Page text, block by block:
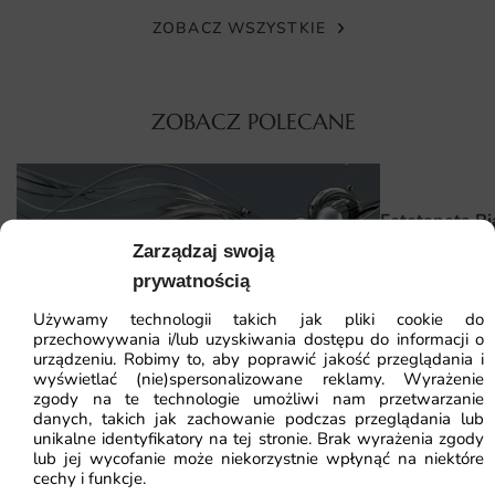
Zarządzaj swoją
prywatnością
Używamy technologii takich jak pliki cookie do
przechowywania i/lub uzyskiwania dostępu do informacji o
urządzeniu. Robimy to, aby poprawić jakość przeglądania i
wyświetlać (nie)spersonalizowane reklamy. Wyrażenie
zgody na te technologie umożliwi nam przetwarzanie
danych, takich jak zachowanie podczas przeglądania lub
unikalne identyfikatory na tej stronie. Brak wyrażenia zgody
lub jej wycofanie może niekorzystnie wpłynąć na niektóre
cechy i funkcje.
materiału. Taka opcja pozwala uniknąć przerw,
Dzięki sztywnej strukturze włókniny tapeta nie rozciąga
się ani nie kurczy, co znacznie ułatwia samodzielne
łączenie pasów. Cały proces jest na tyle intuicyjny, że
poradzisz sobie nawet bez doświadczenia w tapetowaniu.
Dlaczego warto wybrać tę fototapetę
bez remontu — wystarczy jedna ściana, by odmienić
nastrój całego pomieszczenia.
Wybierając tę fototapetę otrzymujesz produkt łączący
atrakcyjny design z wysokiej jakości wykonaniem:
świetna jakość druku w przystępnej cenie,
ZOBACZ WSZYSTKIE
ZOBACZ POLECANE
Fototapeta Abstrakcja 3D — wzór 2
41.93zł 64.51zł
Fototapeta
Najniższa cena